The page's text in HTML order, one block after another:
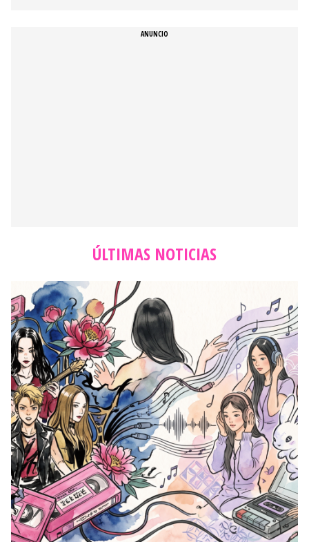
ÚLTIMAS NOTICIAS